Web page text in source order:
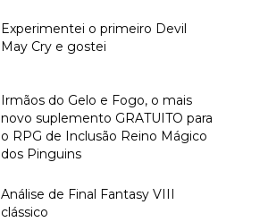
Experimentei o primeiro Devil
May Cry e gostei
Irmãos do Gelo e Fogo, o mais
novo suplemento GRATUITO para
o RPG de Inclusão Reino Mágico
dos Pinguins
Análise de Final Fantasy VIII
clássico